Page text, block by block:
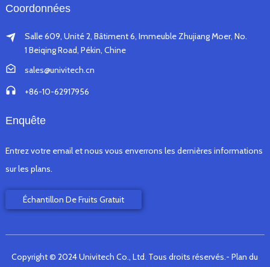
Coordonnées
Salle 609, Unité 2, Bâtiment 6, Immeuble Zhujiang Moer, No.
1 Beiqing Road, Pékin, Chine
sales@univitech.cn
+86-10-62917956
Enquête
Entrez votre email et nous vous enverrons les dernières informations
sur les plans.
Échantillon De Fruits Gratuit
Copyright © 2024 Univitech Co., Ltd. Tous droits réservés.- Plan du